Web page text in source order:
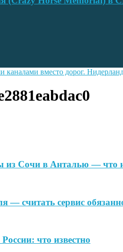
каналами вместо дорог.
из Сочи в Анталью — что
— считать сервис
что известно